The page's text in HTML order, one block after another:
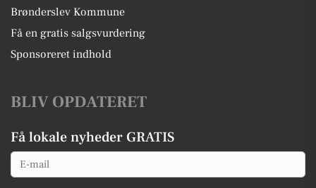
Brønderslev Kommune
Få en gratis salgsvurdering
Sponsoreret indhold
BLIV OPDATERET
Få lokale nyheder GRATIS
Email